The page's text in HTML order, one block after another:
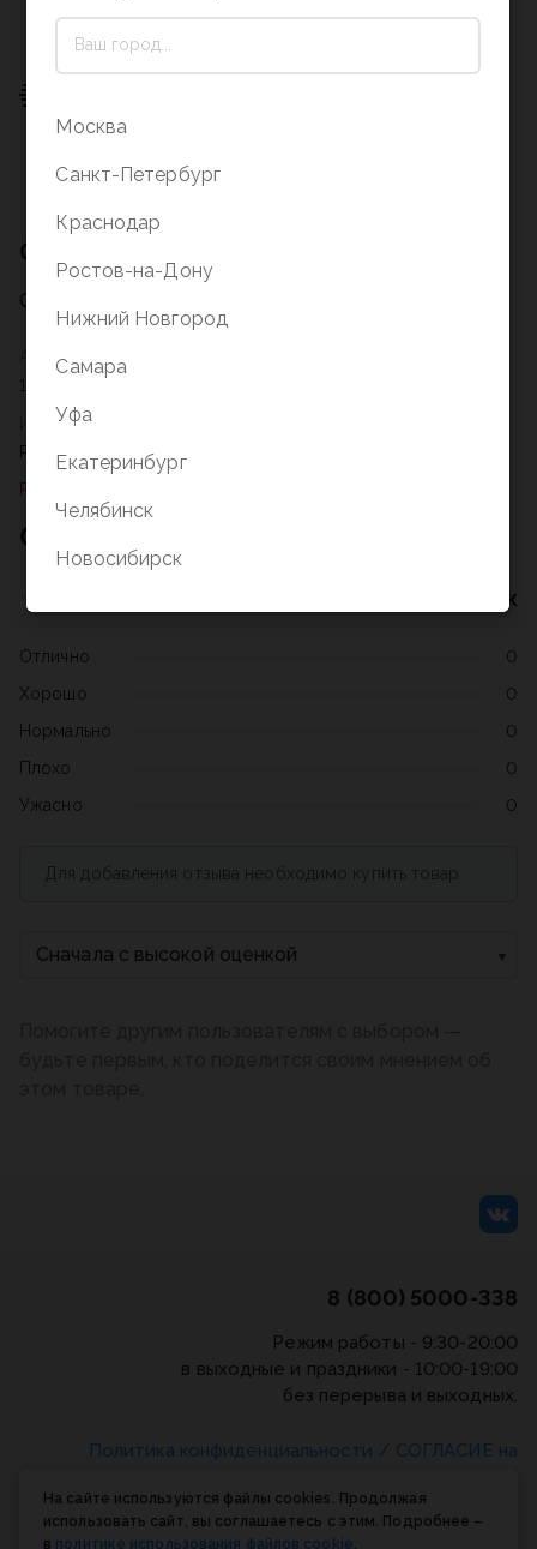
Артикул
1505
Издательство
Рельеф-центр
Описание
Описание на стадии заполнения
0 ₽
Подробнее о доставке
0 ₽
Подробнее о доставке
Раздел не найден
Сначала с высокой оценкой
Отзывы о товаре
Нет оценок
Отлично
0
Хорошо
0
Нормально
0
Плохо
0
Ужасно
0
Для добавления отзыва необходимо купить товар
8 (800) 5000-338
Режим работы - 9:30-20:00
в выходные и праздники - 10:00-19:00
без перерыва и выходных.
Политика конфиденциальности / СОГЛАСИЕ на
использовании cookie-файлов
На сайте используются файлы cookies. Продолжая
использовать сайт, вы соглашаетесь с этим. Подробнее –
в политике использования файлов cookie.
Москва
Санкт-Петербург
Краснодар
Ростов-на-Дону
Нижний Новгород
Самара
Уфа
Екатеринбург
Челябинск
Новосибирск